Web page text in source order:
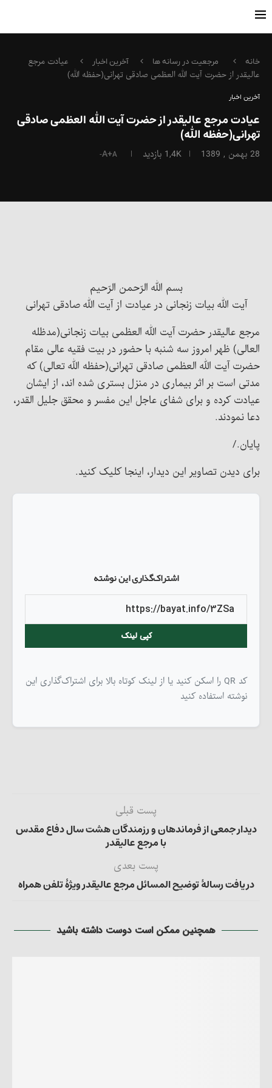
خانه مرجعیت در رسانه ها آخرین اخبار
عیادت مرجع
عالیقدر از حضرت آیت الله العظمی صادقی تهرانی(حفظه الله)
آخرین اخبار
عیادت مرجع عالیقدر از حضرت آیت الله العظمی صادقی
تهرانی(حفظه الله)
28 بهمن , 1389 1,4K بازدید A+A-
بسم الله الرّحمن الرّحیم
آیت الله بیات زنجانی در عیادت از آیت الله صادقی تهرانی
مرجع عالیقدر حضرت آیت الله العظمی بیات زنجانی(مدظله
العالی) ظهر امروز سه شنبه با حضور در بیت فقیه عالی مقام
حضرت آیت الله العظمی صادقی تهرانی(حفظه الله تعالی) که
مدتی است بر اثر بیماری در منزل بستری شده اند، از ایشان
عیادت کرده و برای شفای عاجل این مفسر و محقق جلیل القدر،
دعا نمودند.
پایان./
برای دیدن تصاویر این دیدار، اینجا کلیک کنید.
اشتراک‌گذاری این نوشته
کپی لینک
کد QR را اسکن کنید یا از لینک کوتاه بالا برای اشتراک‌گذاری این
نوشته استفاده کنید
پست قبلی
دیدار جمعی از فرماندهان و رزمندگان هشت سال دفاع مقدس
با مرجع عالیقدر
پست بعدی
دریافت رسالۀ توضیح المسائل مرجع عالیقدر ویژۀ تلفن همراه
همچنین ممکن است دوست داشته باشید